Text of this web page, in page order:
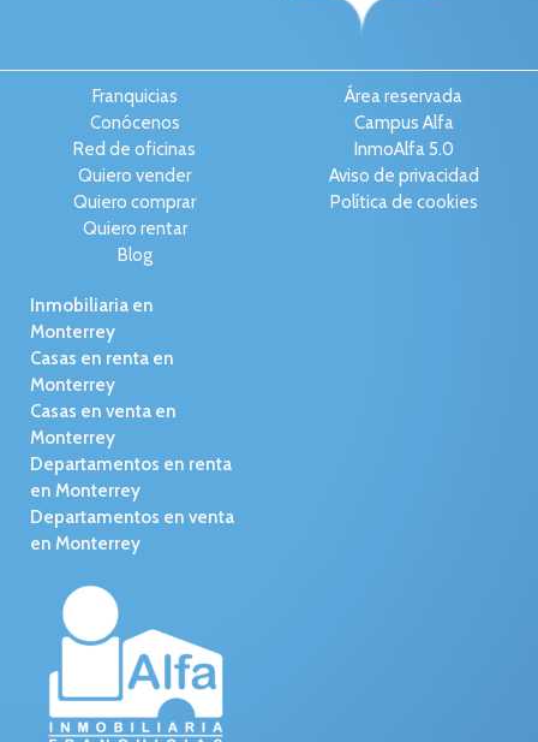
Franquicias
Conócenos
Red de oficinas
Quiero vender
Quiero comprar
Quiero rentar
Blog
Área reservada
Campus Alfa
InmoAlfa 5.0
Aviso de privacidad
Política de cookies
Inmobiliaria en
Monterrey
Casas en renta en
Monterrey
Casas en venta en
Monterrey
Departamentos en renta
en Monterrey
Departamentos en venta
en Monterrey